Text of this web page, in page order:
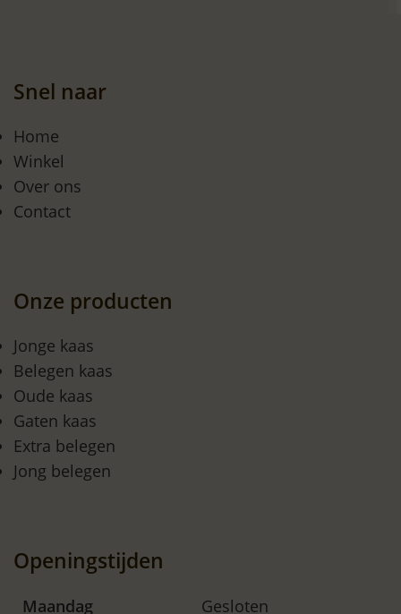
Snel naar
Home
Winkel
Over ons
Contact
Onze producten
Jonge kaas
Belegen kaas
Oude kaas
Gaten kaas
Extra belegen
Jong belegen
Openingstijden
Maandag
Gesloten